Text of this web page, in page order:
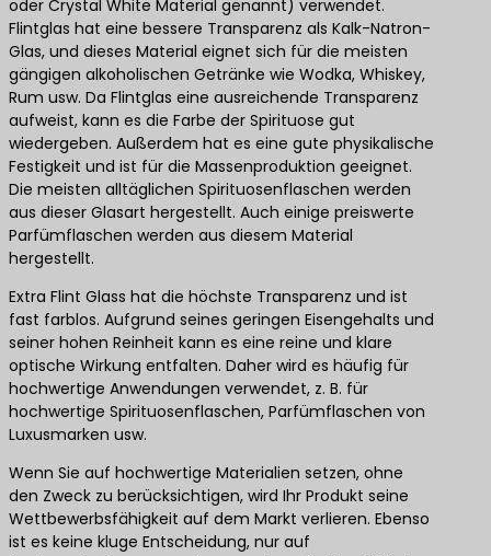
oder Crystal White Material genannt) verwendet.
Flintglas hat eine bessere Transparenz als Kalk-Natron-
Glas, und dieses Material eignet sich für die meisten
gängigen alkoholischen Getränke wie Wodka, Whiskey,
Rum usw. Da Flintglas eine ausreichende Transparenz
aufweist, kann es die Farbe der Spirituose gut
wiedergeben. Außerdem hat es eine gute physikalische
Festigkeit und ist für die Massenproduktion geeignet.
Die meisten alltäglichen Spirituosenflaschen werden
aus dieser Glasart hergestellt. Auch einige preiswerte
Parfümflaschen werden aus diesem Material
hergestellt.
Extra Flint Glass hat die höchste Transparenz und ist
fast farblos. Aufgrund seines geringen Eisengehalts und
seiner hohen Reinheit kann es eine reine und klare
optische Wirkung entfalten. Daher wird es häufig für
hochwertige Anwendungen verwendet, z. B. für
hochwertige Spirituosenflaschen, Parfümflaschen von
Luxusmarken usw.
Wenn Sie auf hochwertige Materialien setzen, ohne
den Zweck zu berücksichtigen, wird Ihr Produkt seine
Wettbewerbsfähigkeit auf dem Markt verlieren. Ebenso
ist es keine kluge Entscheidung, nur auf